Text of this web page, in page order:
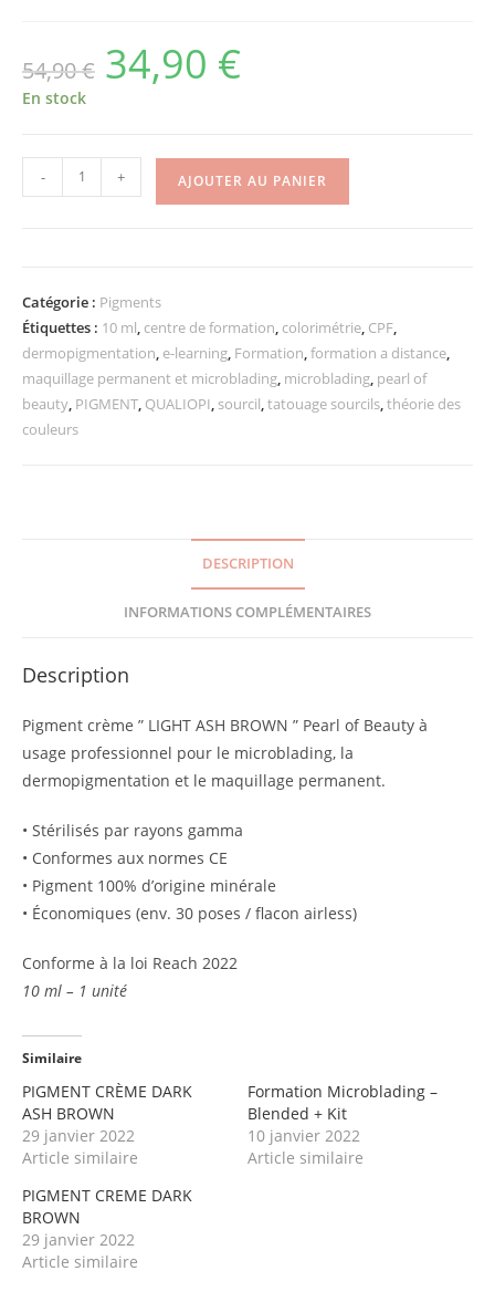
54,90€ 34,90 €
En stock
- + AJOUTER AU PANIER
Catégorie : Pigments
Étiquettes : 10 ml, centre de formation, colorimétrie, CPF,
dermopigmentation, e-learning, Formation,formation a distance,
maquillage permanent et microblading, microblading, pearl of
beauty, PIGMENT, QUALIOPI, sourcil,tatouage sourcils,théorie des
couleurs
DESCRIPTION
INFORMATIONS COMPLÉMENTAIRES
Description
Pigment crème ” LIGHT ASH BROWN ” Pearl of Beauty à
usage professionnel pour le microblading, la
dermopigmentation et le maquillage permanent.
• Stérilisés par rayons gamma
• Conformes aux normes CE
• Pigment 100% d’origine minérale
• Économiques (env. 30 poses / flacon airless)
Conforme à la loi Reach 2022
10 ml – 1 unité
Similaire
PIGMENT CRÈME DARK
ASH BROWN
29 janvier 2022
Article similaire
Formation Microblading –
Blended + Kit
10 janvier 2022
Article similaire
PIGMENT CREME DARK
BROWN
29 janvier 2022
Article similaire